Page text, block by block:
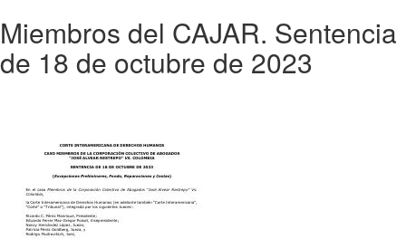
Miembros del CAJAR. Sentencia
de 18 de octubre de 2023